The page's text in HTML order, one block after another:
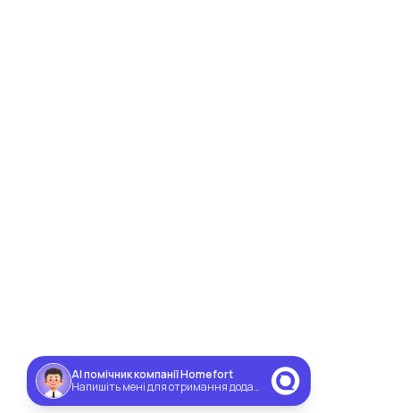
AI помічник компанії Homefort
Напишіть мені для отримання додаткової знижки